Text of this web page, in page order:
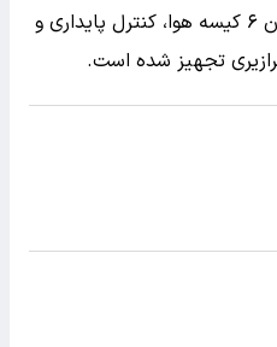
سیستم‌های پیشرفته‌ای همچون ۶ کیسه هوا، کنترل پایداری و
تجهیز شده است.